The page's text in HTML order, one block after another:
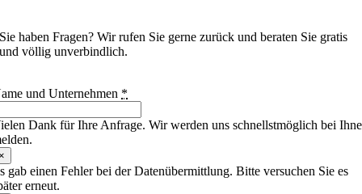
Sie haben Fragen? Wir rufen Sie gerne zurück und beraten Sie gratis
und völlig unverbindlich.
und Unternehmen *
Dank für Ihre Anfrage. Wir werden uns schnellstmöglich bei
gab einen Fehler bei der Datenübermittlung. Bitte versuchen Sie es
erneut.